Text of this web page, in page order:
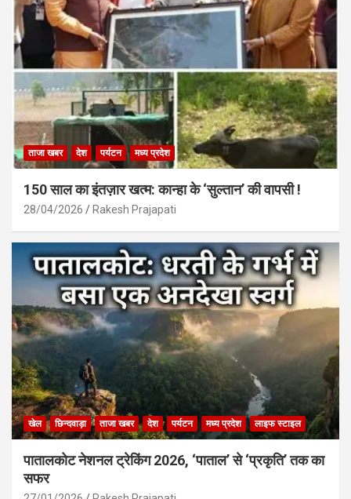
ताजा खबर देश पर्यटन मध्य प्रदेश
150 साल का इंतज़ार खत्म: कान्हा के ‘सुल्तान’ की वापसी !
28/04/2026 Rakesh Prajapati
खेल छिन्दवाड़ा ताजा खबर देश पर्यटन मध्य प्रदेश लाइफ स्टाइल
पातालकोट नेशनल ट्रेकिंग 2026, ‘पाताल’ से ‘प्रकृति’ तक का
सफर